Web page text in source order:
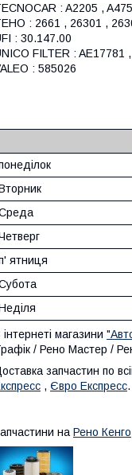
: A2205 , A475
: 2661 , 26301 ,
: 30.147.00
FILTER : AE17781
: 585026
ятниця
інтернеті магазини
/ Рено Мастер /
запчастин по
, Євро Експресс
на Рено Кенго